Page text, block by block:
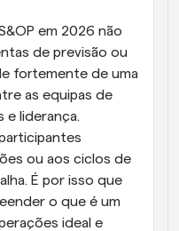
em 2026 não
de previsão ou
fortemente de uma
as equipas de
e liderança.
ou aos ciclos de
É por isso que
o que é um
ideal e